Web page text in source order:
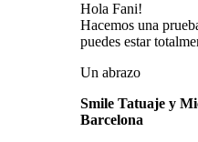
Hola Fani!
Hacemos una
puedes estar
Un abrazo
Smile Tatuaje y
Barcelona